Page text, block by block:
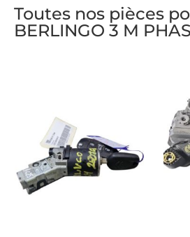
Toutes nos pièces
BERLINGO 3 M